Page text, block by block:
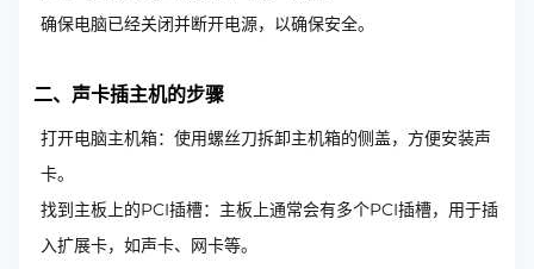
确保电脑已经关闭并断开电源，以确保安全。
二、声卡插主机的步骤
打开电脑主机箱：使用螺丝刀拆卸主机箱的侧盖，方便安装声
卡。
找到主板上的PCI插槽：主板上通常会有多个PCI插槽，用于插
入扩展卡，如声卡、网卡等。